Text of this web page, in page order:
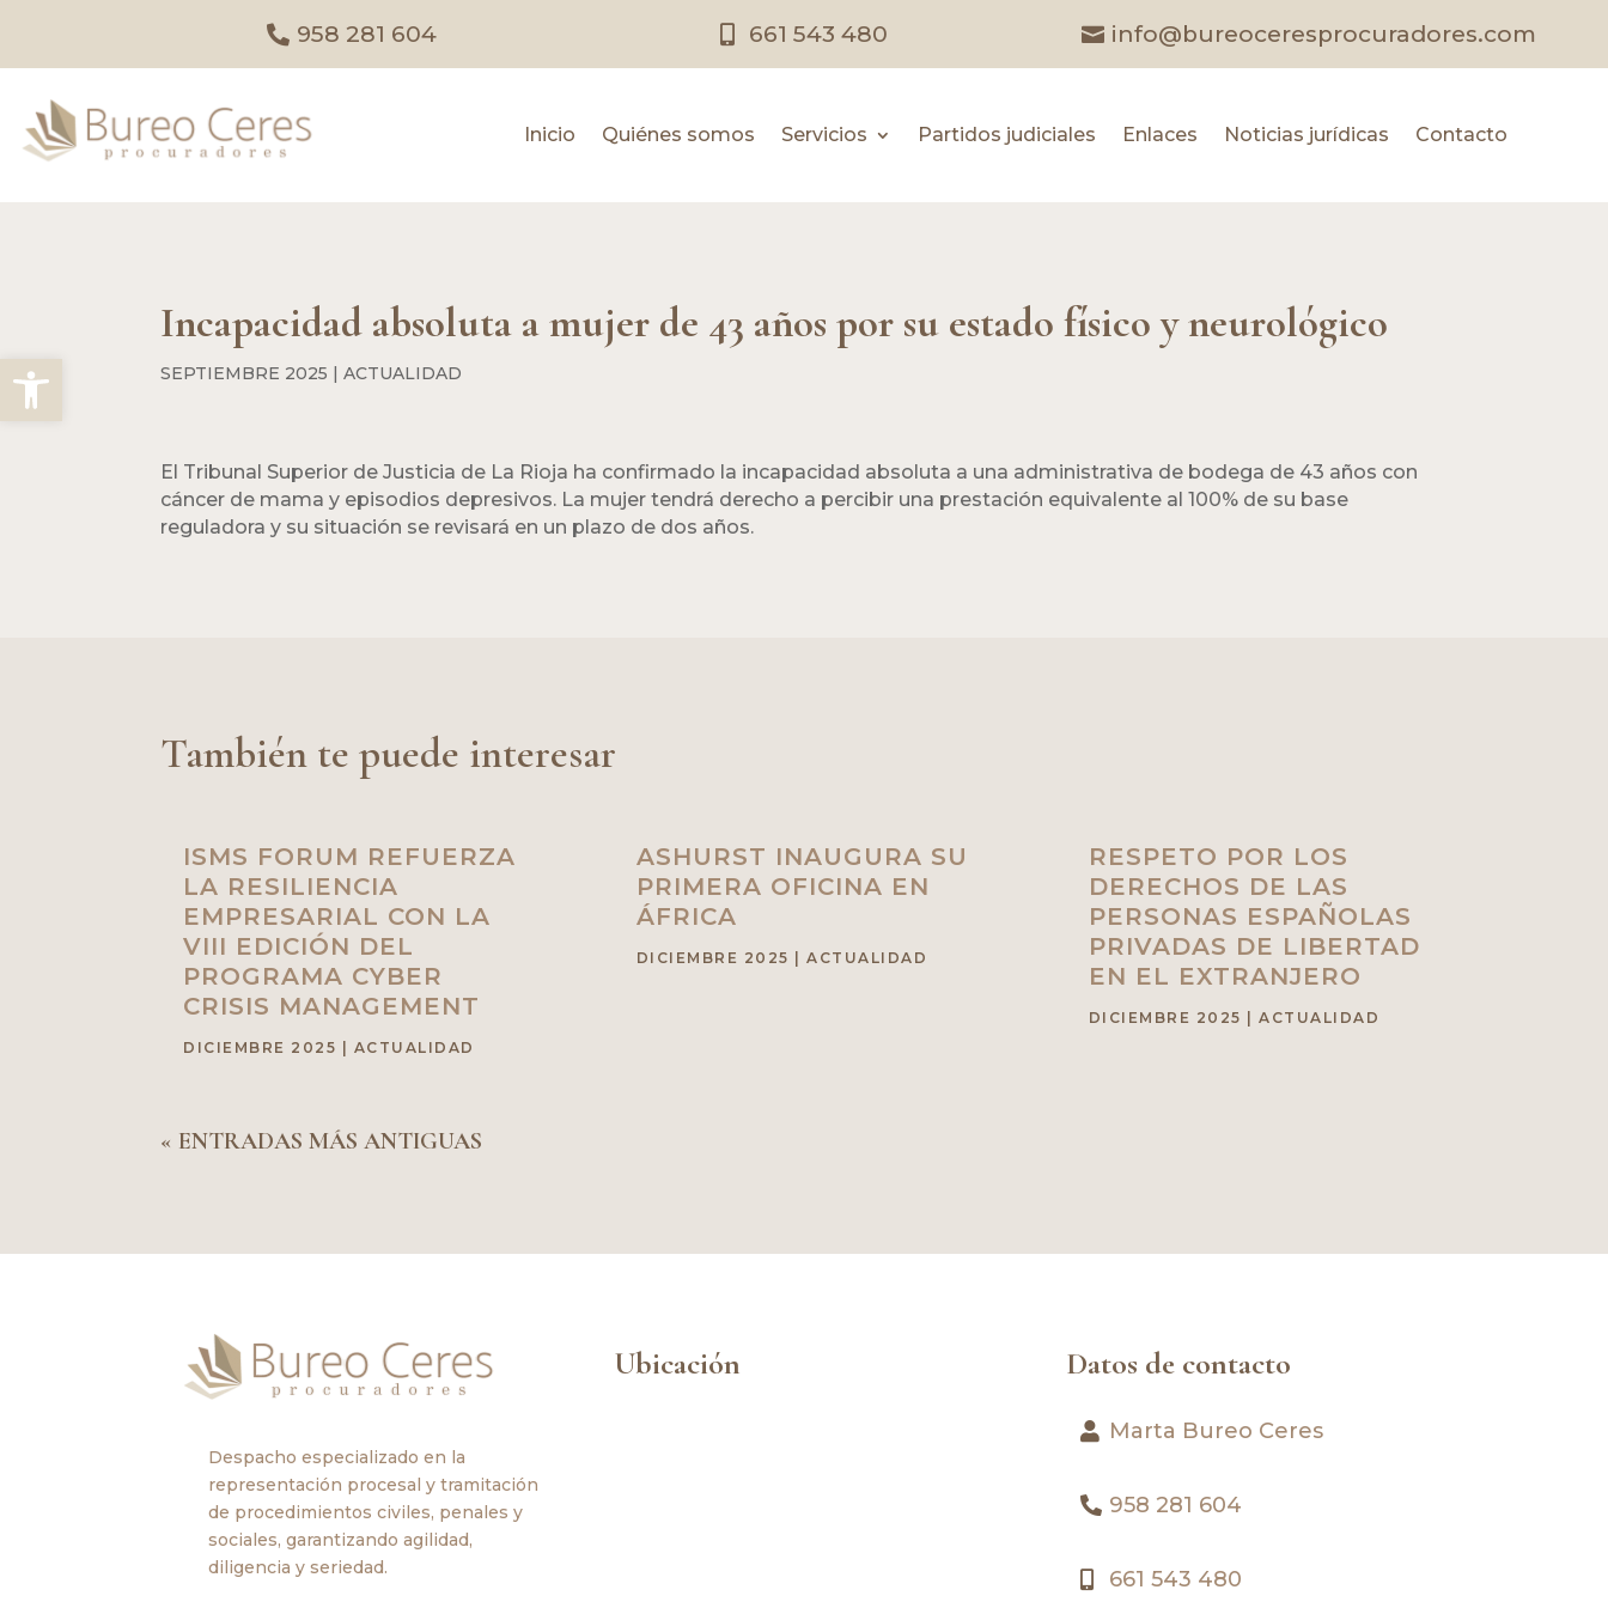
Abrir barra de herramientas
958 281 604 661 543 480 info@bureoceresprocuradores.com
Inicio Quiénes somos Servicios Partidos judiciales Enlaces Noticias jurídicas Contacto
Incapacidad absoluta a mujer de 43 años por su estado físico y neurológico
SEPTIEMBRE 2025 |ACTUALIDAD
El Tribunal Superior de Justicia de La Rioja ha confirmado la incapacidad absoluta a una administrativa de bodega de 43 años con
cáncer de mama y episodios depresivos. La mujer tendrá derecho a percibir una prestación equivalente al 100% de su base
reguladora y su situación se revisará en un plazo de dos años.
También te puede interesar
ISMS FORUM REFUERZA
LA RESILIENCIA
EMPRESARIAL CON LA
VIII EDICIÓN DEL
PROGRAMA CYBER
CRISIS MANAGEMENT
DICIEMBRE 2025 ACTUALIDAD
ASHURST INAUGURA SU
PRIMERA OFICINA EN
ÁFRICA
DICIEMBRE 2025 ACTUALIDAD
RESPETO POR LOS
DERECHOS DE LAS
PERSONAS ESPAÑOLAS
PRIVADAS DE LIBERTAD
EN EL EXTRANJERO
DICIEMBRE 2025 |ACTUALIDAD
« ENTRADAS MÁS ANTIGUAS
Despacho especializado en la
representación procesal y tramitación
de procedimientos civiles, penales y
sociales, garantizando agilidad,
diligencia y seriedad.
Ubicación Datos de contacto
Marta Bureo Ceres
958 281 604
661 543 480